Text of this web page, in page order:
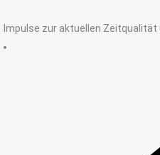
Impulse zur aktuellen Zeitqualität